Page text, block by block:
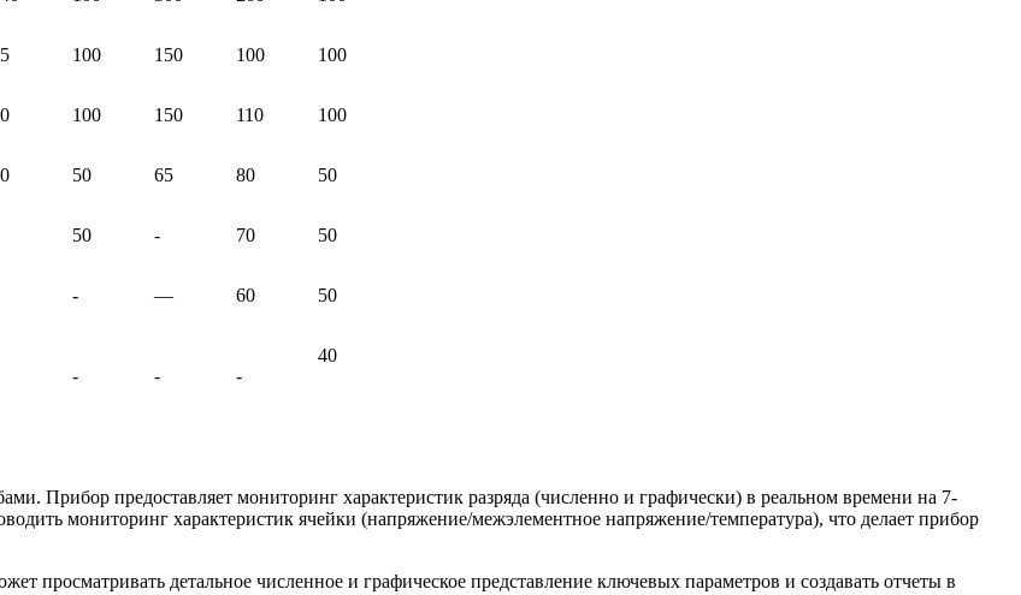
100 150 100 100
100 150 110 100
50 65 80 50
50 - 70 50
- — 60 50
- - -
40
Прибор предоставляет мониторинг характеристик разряда (численно и графически) в реальном времени на 7-
мониторинг характеристик ячейки (напряжение/межэлементное напряжение/температура), что делает прибор
просматривать детальное численное и графическое представление ключевых параметров и создавать отчеты в